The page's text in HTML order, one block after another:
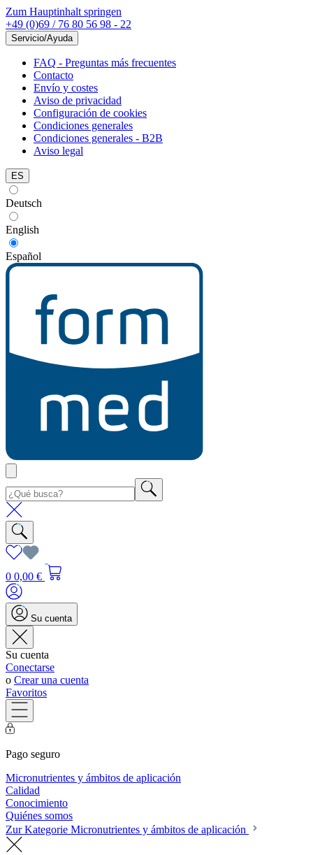
Zum Hauptinhalt springen
+49 (0)69 / 76 80 56 98 - 22
Servicio/Ayuda
FAQ - Preguntas más frecuentes
Contacto
Envío y costes
Aviso de privacidad
Configuración de cookies
Condiciones generales
Condiciones generales - B2B
Aviso legal
ES
Deutsch
English
Español
0 0,00 €
Su cuenta
Su cuenta
Conectarse
o Crear una cuenta
Favoritos
Pago seguro
Micronutrientes y ámbitos de aplicación
Calidad
Conocimiento
Quiénes somos
Zur Kategorie Micronutrientes y ámbitos de aplicación